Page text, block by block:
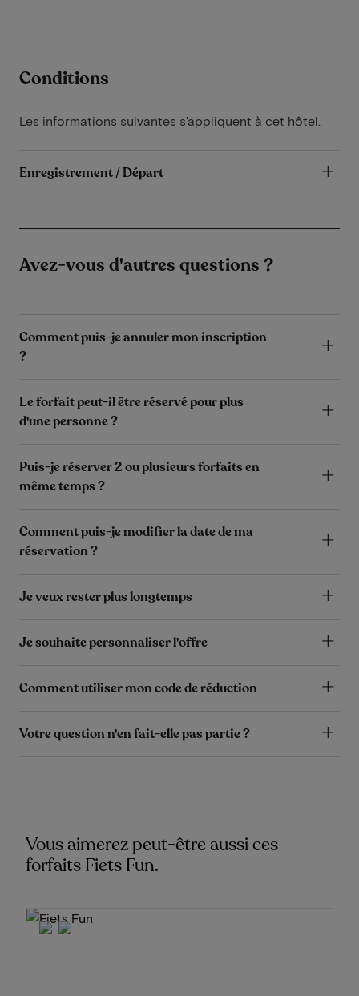
Conditions
Les informations suivantes s'appliquent à cet hôtel.
Enregistrement / Départ
Avez-vous d'autres questions ?
Comment puis-je annuler mon inscription
?
Le forfait peut-il être réservé pour plus
d'une personne ?
Puis-je réserver 2 ou plusieurs forfaits en
même temps ?
Comment puis-je modifier la date de ma
réservation ?
Je veux rester plus longtemps
Je souhaite personnaliser l'offre
Comment utiliser mon code de réduction
Votre question n'en fait-elle pas partie ?
Vous aimerez peut-être aussi ces
forfaits Fiets Fun.